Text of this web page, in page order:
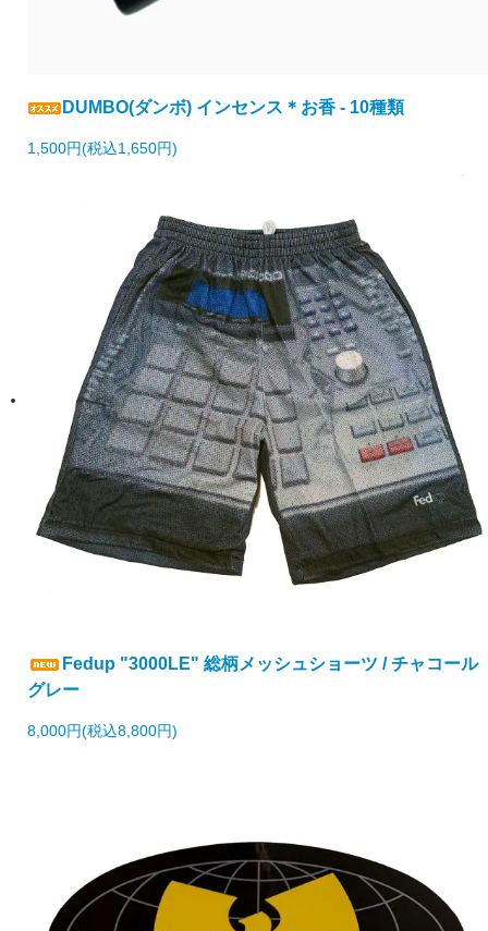
DUMBO(ダンボ) インセンス＊お香 - 10種類
1,500円(税込1,650円)
Fedup "3000LE" 総柄メッシュショーツ / チャコール
グレー
8,000円(税込8,800円)